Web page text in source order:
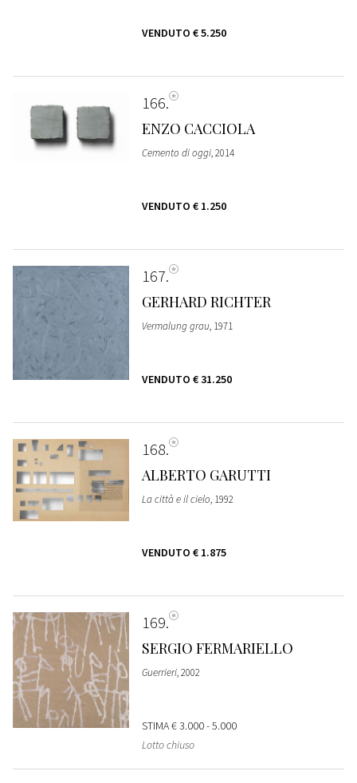
VENDUTO € 5.250
166
ENZO CACCIOLA
Cemento di oggi, 2014
VENDUTO € 1.250
167
GERHARD RICHTER
Vermalung grau, 1971
VENDUTO € 31.250
168
ALBERTO GARUTTI
La città e il cielo, 1992
VENDUTO € 1.875
169
SERGIO FERMARIELLO
Guerrieri, 2002
STIMA€ 3.000 - 5.000
Lotto chiuso